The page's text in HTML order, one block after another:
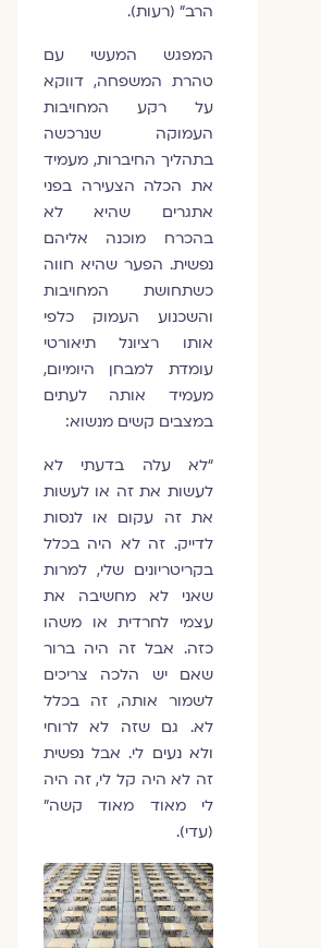
הרב” (רעות).
המפגש המעשי עם
טהרת המשפחה, דווקא
על רקע המחויבות
העמוקה שנרכשה
בתהליך החיברות, מעמיד
את הכלה הצעירה בפני
אתגרים שהיא לא
בהכרח מוכנה אליהם
נפשית. הפער שהיא חווה
כשתחושת המחויבות
והשכנוע העמוק כלפי
אותו רציונל תיאורטי
עומדת למבחן היומיום,
מעמיד אותה לעתים
במצבים קשים מנשוא:
“לא עלה בדעתי לא
לעשות את זה או לעשות
את זה עקום או לנסות
לדייק. זה לא היה בכלל
בקריטריונים שלי, למרות
שאני לא מחשיבה את
עצמי לחרדית או משהו
כזה. אבל זה היה ברור
שאם יש הלכה צריכים
לשמור אותה, זה בכלל
לא. גם שזה לא לרוחי
ולא נעים לי. אבל נפשית
זה לא היה קל לי, זה היה
לי מאוד מאוד קשה”
(עדי).